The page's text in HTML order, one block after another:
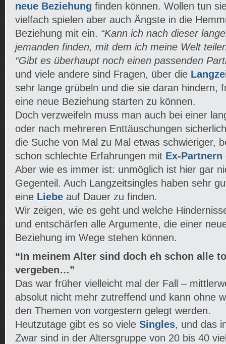
neue Beziehung finden können. Wollen tun
vielfach spielen aber auch Ängste in die
Beziehung mit ein. “Kann ich nach dieser
jemanden finden, mit dem ich meine Welt
“Gibt es überhaupt noch einen passenden
und viele andere sind Fragen, über die
sehr lange grübeln und die sie daran hindern,
eine neue Beziehung starten zu können.
Doch verzweifeln muss man auch bei einer
oder nach mehreren Enttäuschungen
die Suche von Mal zu Mal etwas schwieriger,
schon schlechte Erfahrungen mit Ex-Partnern
Aber wie es immer ist: unmöglich ist hier gar
Gegenteil. Auch Langzeitsingles haben sehr
eine Liebe auf Dauer zu finden.
Wir zeigen, wie es geht und welche
und entschärfen alle Argumente, die einer
Beziehung im Wege stehen können.
“In meinem Alter sind doch eh schon alle
vergeben…”
Das war früher vielleicht mal der Fall –
absolut nicht mehr zutreffend und kann ohne
den Themen von vorgestern gelegt werden.
Heutzutage gibt es so viele Singles, und das
Zwar sind in der Altersgruppe von 20 bis 40